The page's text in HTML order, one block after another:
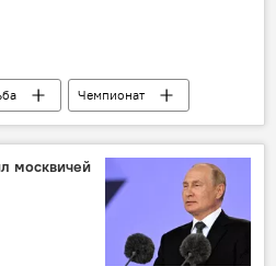
Чемпионат
москвичей